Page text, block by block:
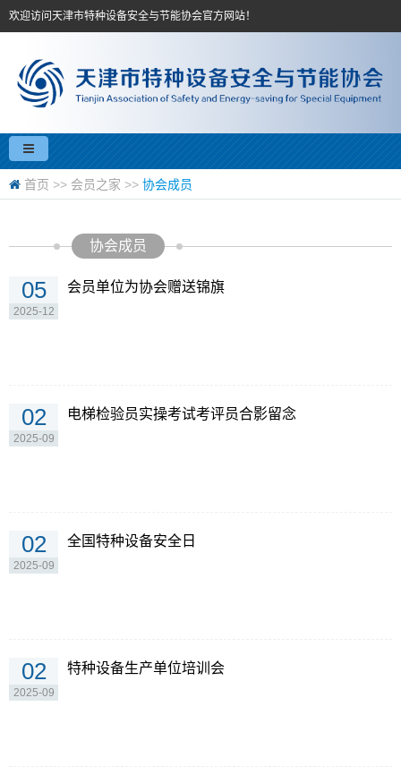
欢迎访问天津市特种设备安全与节能协会官方网站！
首页 >> 会员之家 >> 协会成员
协会成员
05
2025-12
会员单位为协会赠送锦旗
02
2025-09
电梯检验员实操考试考评员合影留念
02
2025-09
全国特种设备安全日
02
2025-09
特种设备生产单位培训会